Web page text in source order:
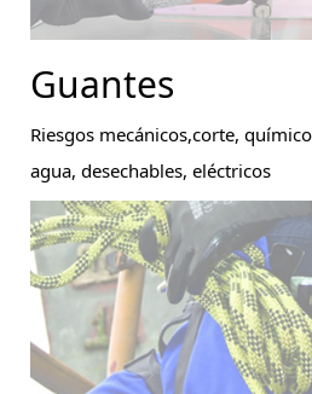
Guantes
Riesgos mecánicos,corte,
agua, desechables, eléctricos